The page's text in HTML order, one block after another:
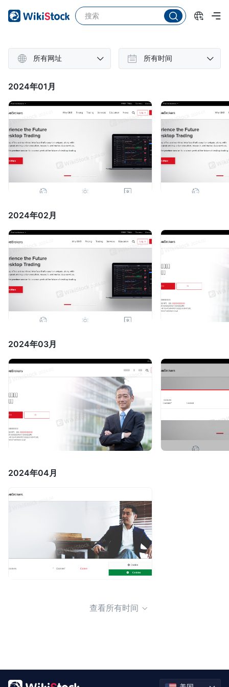
所有网址 所有时间
2024年01月
2024年02月
2024年03月
2024年04月
查看所有时间